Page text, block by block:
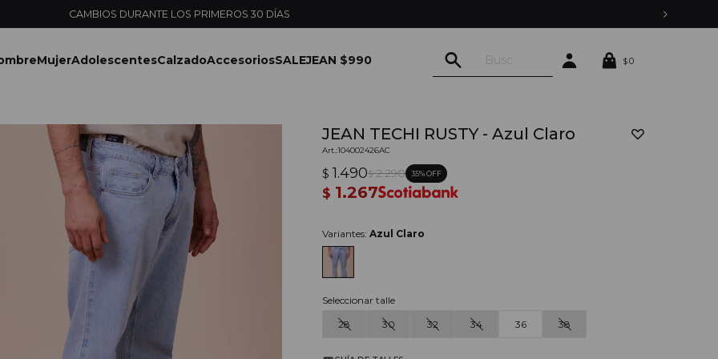
ENVÍOS EXPRESS EN MONTEVIDEO CON PEDIDOS YA
MujerAdolescentesCalzadoAccesoriosSALEJEAN $990 $0
JEAN TECHI RUSTY - Azul Claro
104002426AC
$ 1.490$ 2.290 35
$ 1.267
Variantes:Azul Claro
Seleccionar talle
28
30 32 34 36 38